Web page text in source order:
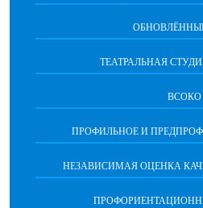
ТЕАТРАЛЬНАЯ
ВСОКО
ПРОФИЛЬНОЕ И
НЕЗАВИСИМАЯ ОЦЕНКА